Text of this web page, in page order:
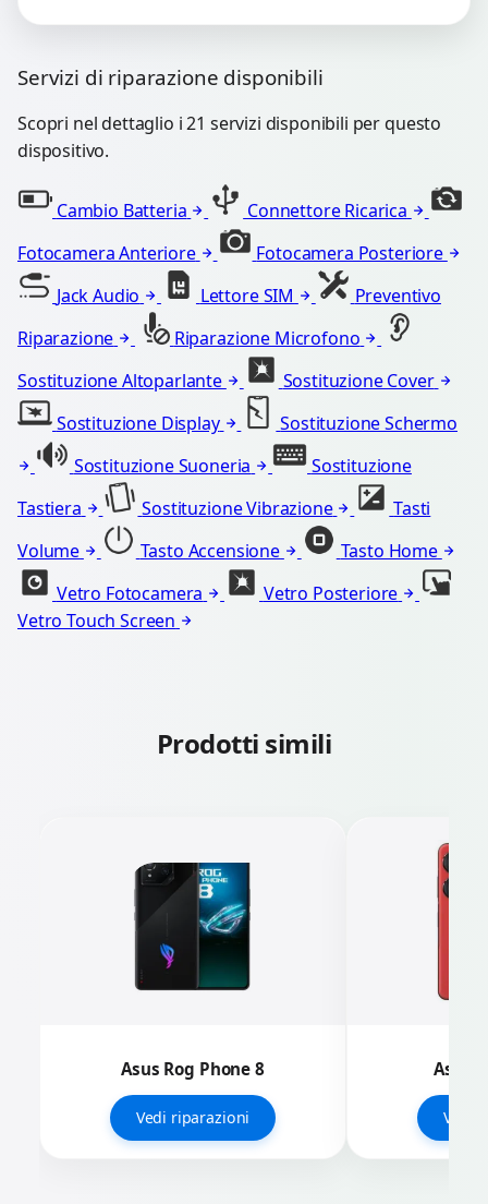
Servizi di riparazione disponibili
Scopri nel dettaglio i 21 servizi disponibili per questo
dispositivo.
Cambio Batteria
Connettore Ricarica
Fotocamera Anteriore
Fotocamera Posteriore
Jack Audio
Lettore SIM
Preventivo
Riparazione
Riparazione Microfono
Sostituzione Altoparlante
Sostituzione Cover
Sostituzione Display
Sostituzione Schermo
Sostituzione Suoneria
Sostituzione
Tastiera
Sostituzione Vibrazione
Tasti
Volume
Tasto Accensione
Tasto Home
Vetro Fotocamera
Vetro Posteriore
Vetro Touch Screen
Prodotti simili
Asus Rog Phone 8
Vedi riparazioni
Asus
Vedi